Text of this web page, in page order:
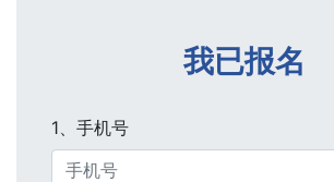
我已报名
1、手机号